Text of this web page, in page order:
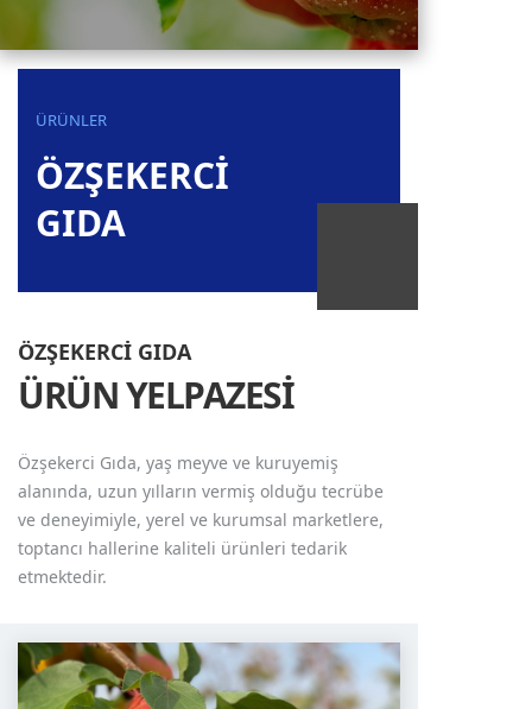
ÜRÜNLER
ÖZŞEKERCİ
GIDA
ÖZŞEKERCİ GIDA
ÜRÜN YELPAZESİ
Özşekerci Gıda, yaş meyve ve kuruyemiş
alanında, uzun yılların vermiş olduğu tecrübe
ve deneyimiyle, yerel ve kurumsal marketlere,
toptancı hallerine kaliteli ürünleri tedarik
etmektedir.